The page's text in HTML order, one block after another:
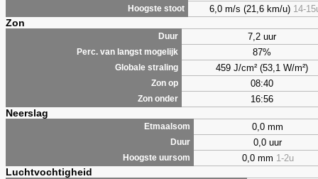
Hoogste stoot 6,0 m/s (21,6 km/u) 14-
Zon
Duur 7,2 uur
Perc. van langst mogelijk 87%
Globale straling 459 J/cm² (53,1 W/m²)
Zon op 08:40
Zon onder 16:56
Neerslag
Etmaalsom 0,0 mm
Duur 0,0 uur
Hoogste uursom 0,0 mm 1-2u
Luchtvochtigheid